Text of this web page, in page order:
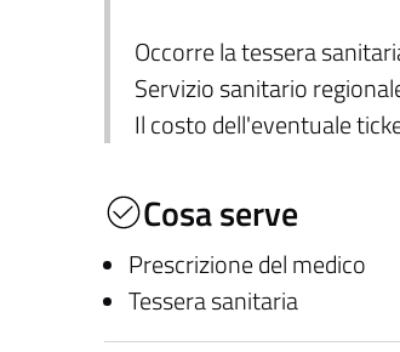
Occorre la tessera
Servizio sanitario
Il costo dell'eventuale
Cosa serve
Prescrizione del medico
Tessera sanitaria